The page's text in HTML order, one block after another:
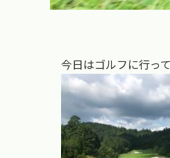
今日はゴルフに行っ